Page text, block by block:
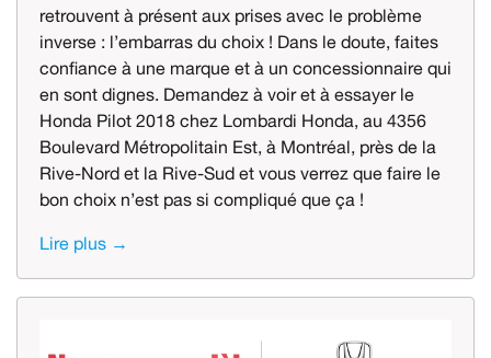
retrouvent à présent aux prises avec le problème
inverse : l’embarras du choix ! Dans le doute, faites
confiance à une marque et à un concessionnaire qui
en sont dignes. Demandez à voir et à essayer le
Honda Pilot 2018 chez Lombardi Honda, au 4356
Boulevard Métropolitain Est, à Montréal, près de la
Rive-Nord et la Rive-Sud et vous verrez que faire le
bon choix n’est pas si compliqué que ça !
Lire plus →